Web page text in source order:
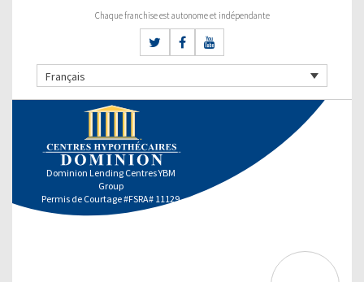
Chaque franchise est autonome et indépendante
Français
Dominion Lending Centres YBM
Group
Permis de Courtage #FSRA# 11129